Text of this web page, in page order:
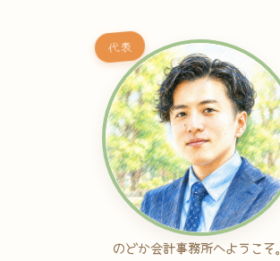
代表
のどか会計事務所へようこそ。